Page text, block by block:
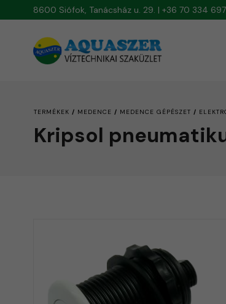
8600 Siófok, Tanácsház u. 29. | +36 70 334
TERMÉKEK / MEDENCE / MEDENCE GÉPÉSZET /
Kripsol